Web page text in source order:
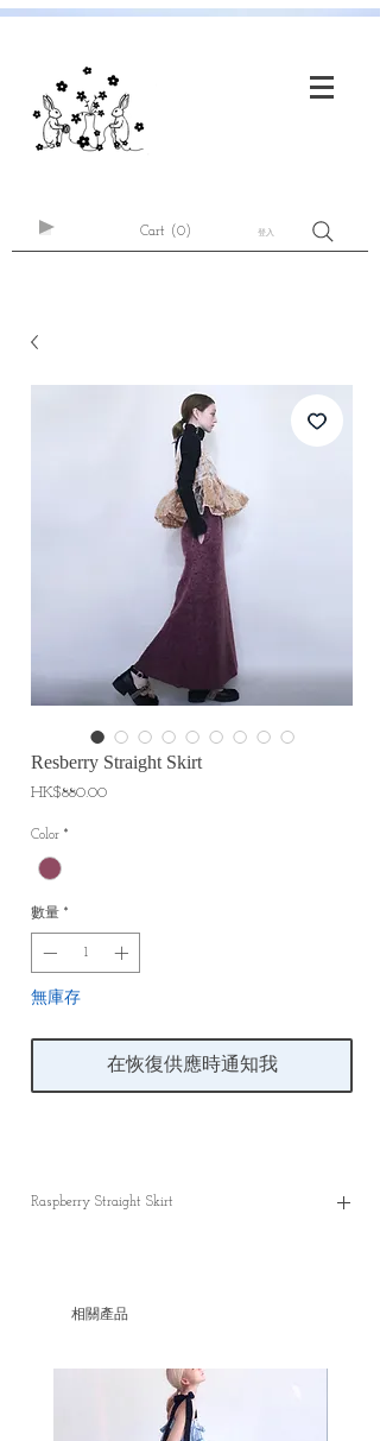
Cart (0) 登入
Resberry Straight Skirt
HK$880.00價
Color *
數量 *
無庫存
在恢復供應時通知我
Raspberry Straight Skirt
✿length : 88cm
All dimensions are measured manually with
deviation （ranged）at 1-3cmmm.
相關產品